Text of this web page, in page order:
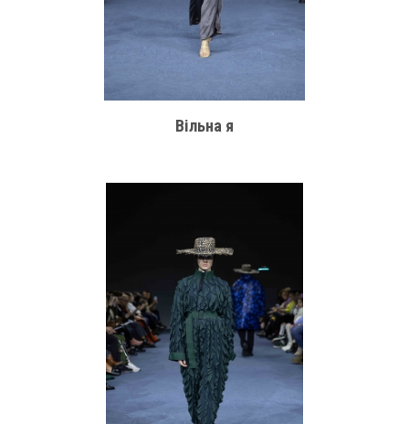
Вільна я